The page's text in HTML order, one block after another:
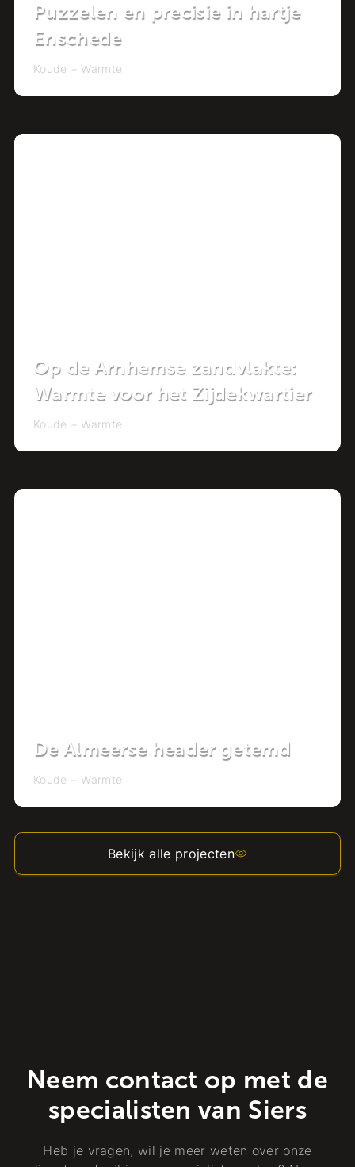
Puzzelen en precisie in hartje
Enschede
Koude + Warmte
Op de Arnhemse zandvlakte:
Warmte voor het Zijdekwartier
Koude + Warmte
De Almeerse header getemd
Koude + Warmte
Bekijk alle projecten
Neem contact op met de
specialisten van Siers
Heb je vragen, wil je meer weten over onze